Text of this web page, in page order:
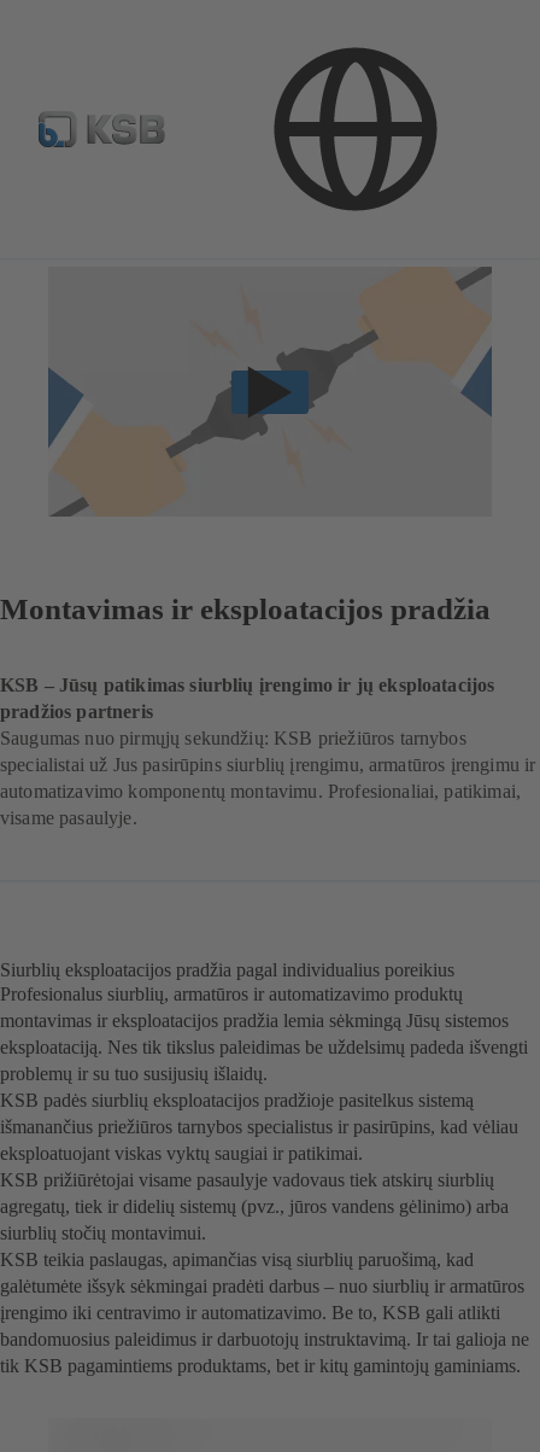
Eksploatacijos pradžia
Montavimas ir eksploatacijos pradžia
Montavimas ir eksploatacijos pradžia
KSB – Jūsų patikimas siurblių įrengimo ir jų eksploatacijos
pradžios partneris
Saugumas nuo pirmųjų sekundžių: KSB priežiūros tarnybos
specialistai už Jus pasirūpins siurblių įrengimu, armatūros įrengimu ir
automatizavimo komponentų montavimu. Profesionaliai, patikimai,
visame pasaulyje.
Siurblių eksploatacijos pradžia pagal individualius poreikius
Profesionalus siurblių, armatūros ir automatizavimo produktų
montavimas ir eksploatacijos pradžia lemia sėkmingą Jūsų sistemos
eksploataciją. Nes tik tikslus paleidimas be uždelsimų padeda išvengti
problemų ir su tuo susijusių išlaidų.
KSB padės siurblių eksploatacijos pradžioje pasitelkus sistemą
išmanančius priežiūros tarnybos specialistus ir pasirūpins, kad vėliau
eksploatuojant viskas vyktų saugiai ir patikimai.
KSB prižiūrėtojai visame pasaulyje vadovaus tiek atskirų siurblių
agregatų, tiek ir didelių sistemų (pvz., jūros vandens gėlinimo) arba
siurblių stočių montavimui.
KSB teikia paslaugas, apimančias visą siurblių paruošimą, kad
galėtumėte išsyk sėkmingai pradėti darbus – nuo siurblių ir armatūros
įrengimo iki centravimo ir automatizavimo. Be to, KSB gali atlikti
bandomuosius paleidimus ir darbuotojų instruktavimą. Ir tai galioja ne
tik KSB pagamintiems produktams, bet ir kitų gamintojų gaminiams.